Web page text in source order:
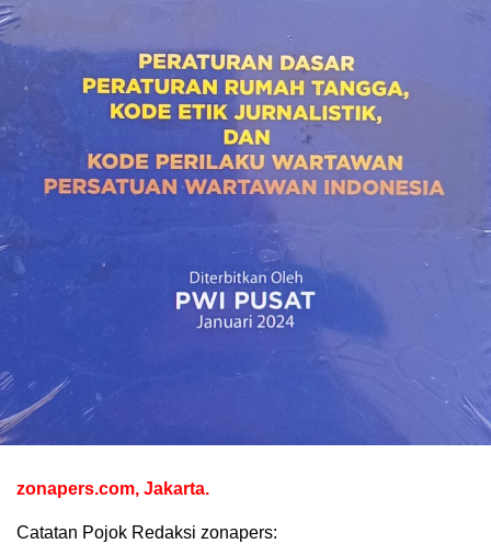
zonapers.com, Jakarta.
Catatan Pojok Redaksi zonapers: